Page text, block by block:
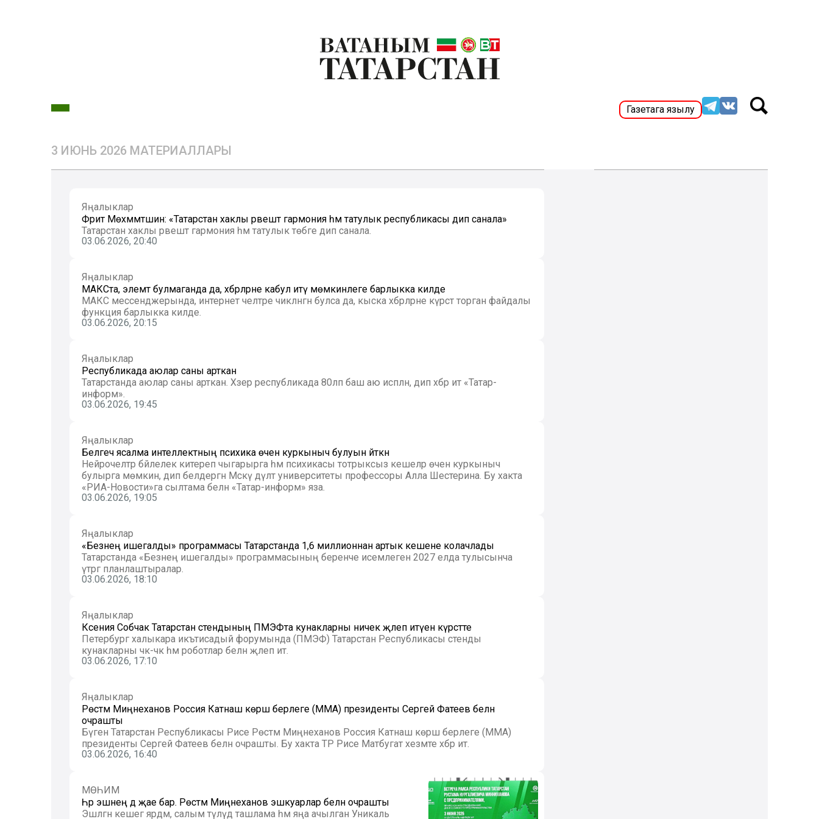
Газетага язылу
3 ИЮНЬ 2026 МАТЕРИАЛЛАРЫ
Яңалыклар
Фәрит Мөхәммәтшин: «Татарстан хаклы рәвештә гармония һәм татулык республикасы дип санала»
Татарстан хаклы рәвештә гармония һәм татулык төбәге дип санала.
03.06.2026, 20:40
Яңалыклар
МАКСта, элемтә булмаганда да, хәбәрләрне кабул итү мөмкинлеге барлыкка килде
МАКС мессенджерында, интернет челтәре чикләнгән булса да, кыска хәбәрләрне күрсәтә торган файдалы
функция барлыкка килде.
03.06.2026, 20:15
Яңалыклар
Республикада аюлар саны арткан
Татарстанда аюлар саны арткан. Хәзер республикада 80ләп баш аю исәпләнә, дип хәбәр итә «Татар-
информ».
03.06.2026, 19:45
Яңалыклар
Белгеч ясалма интеллектның психика өчен куркыныч булуын әйткән
Нейрочелтәр бәйлелек китереп чыгарырга һәм психикасы тотрыксыз кешеләр өчен куркыныч
булырга мөмкин, дип белдергән Мәскәү дәүләт университеты профессоры Алла Шестерина. Бу хакта
«РИА-Новости»га сылтама белән «Татар-информ» яза.
03.06.2026, 19:05
Яңалыклар
«Безнең ишегалды» программасы Татарстанда 1,6 миллионнан артык кешене колачлады
Татарстанда «Безнең ишегалды» программасының беренче исемлеген 2027 елда тулысынча
үтәргә планлаштыралар.
03.06.2026, 18:10
Яңалыклар
Ксения Собчак Татарстан стендының ПМЭФта кунакларны ничек җәлеп итүен күрсәтте
Петербург халыкара икътисадый форумында (ПМЭФ) Татарстан Республикасы стенды
кунакларны чәк-чәк һәм роботлар белән җәлеп итә.
03.06.2026, 17:10
Яңалыклар
Рөстәм Миңнеханов Россия Катнаш көрәш берлеге (MMA) президенты Сергей Фатеев белән
очрашты
Бүген Татарстан Республикасы Рәисе Рөстәм Миңнеханов Россия Катнаш көрәш берлеге (MMA)
президенты Сергей Фатеев белән очрашты. Бу хакта ТР Рәисе Матбугат хезмәте хәбәр итә.
03.06.2026, 16:40
МӨҺИМ
Һәр эшнең дә җае бар. Рөстәм Миңнеханов эшкуарлар белән очрашты
Эшләгән кешегә ярдәм, салым түләүдә ташлама һәм яңа ачылган Уникаль